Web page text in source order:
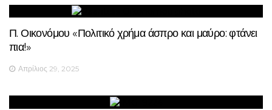
Π. Οικονόμου «Πολιτικό χρήμα άσπρο και μαύρο: φτάνει
πια!»
Απρίλιος 29, 2025